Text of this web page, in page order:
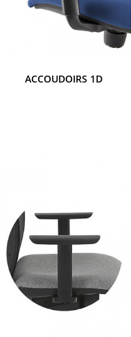
ACCOUDOIRS 1D